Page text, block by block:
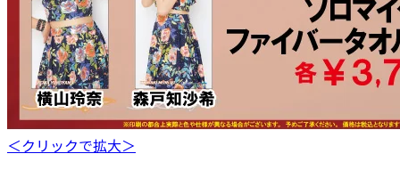
＜クリックで拡大＞